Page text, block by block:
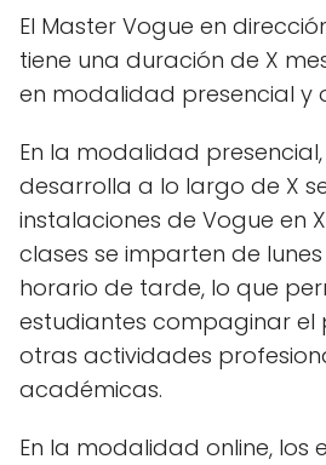
El Master Vogue en
tiene una duración de X
en modalidad presencial y
En la modalidad
desarrolla a lo largo de X
instalaciones de Vogue en
clases se imparten de lunes
horario de tarde, lo que
estudiantes compaginar
otras actividades
académicas.
En la modalidad online, los